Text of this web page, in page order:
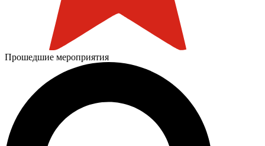
Прошедшие мероприятия